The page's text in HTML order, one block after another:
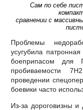
Сам по себе
сравнении с
Проблемы
усугубила
боеприпасом для
пробиваемости
проведении
боевики часто
Из-за дороговизны и